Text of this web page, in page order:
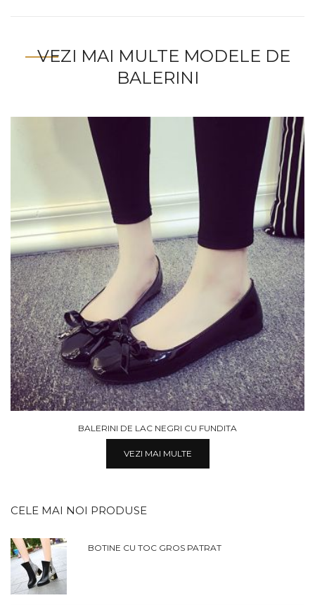
VEZI MAI MULTE MODELE DE
BALERINI
BALERINI DE LAC NEGRI CU FUNDITA
VEZI MAI MULTE
CELE MAI NOI PRODUSE
BOTINE CU TOC GROS PATRAT